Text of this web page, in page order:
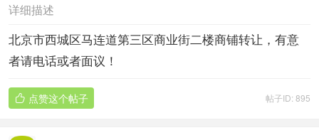
详细描述
北京市西城区马连道第三区商业街二楼商铺转让，有意
者请电话或者面议！
帖子ID: 895
 点赞这个帖子